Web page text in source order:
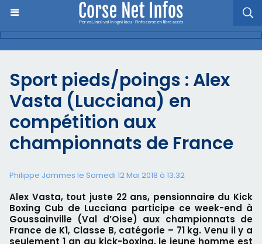
Sport pieds/poings : Alex
Vasta (Lucciana) en
compétition aux
championnats de France
Philippe Jammes le Samedi 12 Mai 2018 à 13:32
Alex Vasta, tout juste 22 ans, pensionnaire du Kick
Boxing Cub de Lucciana participe ce week-end à
Goussainville (Val d’Oise) aux championnats de
France de K1, Classe B, catégorie – 71 kg. Venu il y a
seulement 1 an au kick-boxing, le jeune homme est